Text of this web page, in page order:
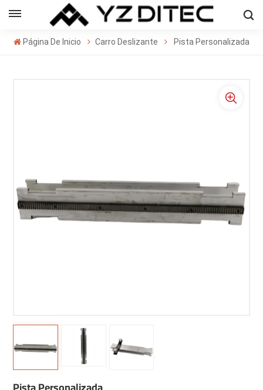
Página De Inicio Carro Deslizante Pista Personalizada